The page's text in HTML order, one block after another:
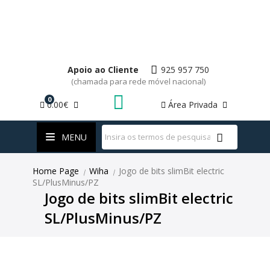
WhatsApp
Apoio ao Cliente 925 957 750
(chamada para rede móvel nacional)
Área Privada
0
0.00€
MENU
Home Page | Wiha | Jogo de bits slimBit electric
SL/PlusMinus/PZ
Jogo de bits slimBit electric
SL/PlusMinus/PZ